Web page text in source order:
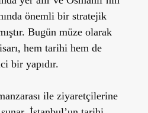
önemli bir stratejik
Bugün müze olarak
hem tarihi hem de
bir yapıdır.
ile ziyaretçilerine